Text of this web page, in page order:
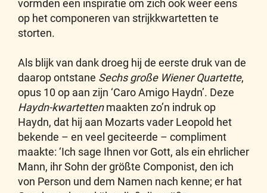
vormden een inspiratie om zich ook weer eens
op het componeren van strijkkwartetten te
storten.
Als blijk van dank droeg hij de eerste druk van de
daarop ontstane Sechs große Wiener Quartette,
opus 10 op aan zijn ‘Caro Amigo Haydn’. Deze
Haydn-kwartettenmaakten zo’n indruk op
Haydn, dat hij aan Mozarts vader Leopold het
bekende – en veel geciteerde – compliment
maakte: ‘Ich sage Ihnen vor Gott, als ein ehrlicher
Mann, ihr Sohn der größte Componist, den ich
von Person und dem Namen nach kenne; er hat